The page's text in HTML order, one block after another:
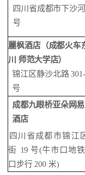
四川省成都市下沙
号
麗枫酒店（成都火车
川
师范大学店）
锦江区静沙北路
号
成都九眼桥亚朵网
酒店
四川省成都市锦江
街 19 号(牛市口地
口步行 200 米)